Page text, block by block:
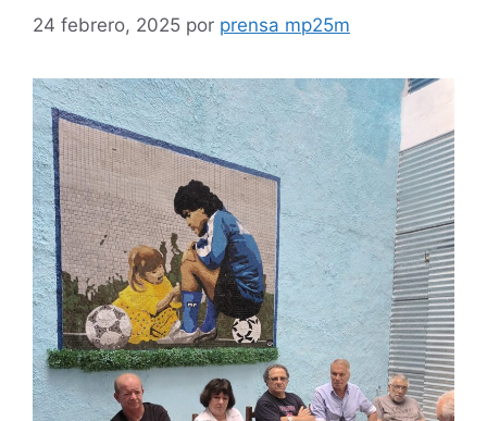
24 febrero, 2025 por prensa mp25m